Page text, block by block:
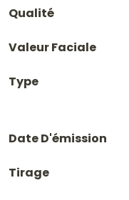
Qualité
Valeur Faciale
Type
Date D'émission
Tirage